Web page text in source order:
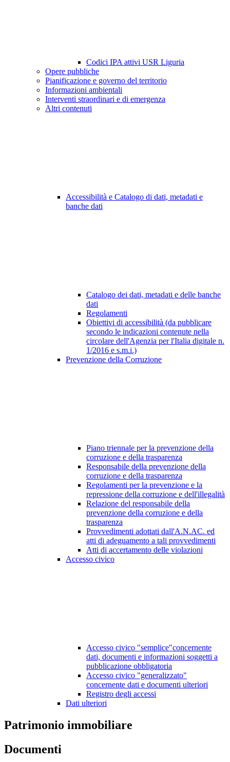
Codici IPA attivi USR Liguria
Opere pubbliche
Pianificazione e governo del territorio
Informazioni ambientali
Interventi straordinari e di emergenza
Altri contenuti
Accessibilità e Catalogo di dati, metadati e
banche dati
Catalogo dei dati, metadati e delle banche
dati
Regolamenti
Obiettivi di accessibilità (da pubblicare
secondo le indicazioni contenute nella
circolare dell'Agenzia per l'Italia digitale n.
1/2016 e s.m.i.)
Prevenzione della Corruzione
Piano triennale per la prevenzione della
corruzione e della trasparenza
Responsabile della prevenzione della
corruzione e della trasparenza
Regolamenti per la prevenzione e la
repressione della corruzione e dell'illegalità
Relazione del responsabile della
prevenzione della corruzione e della
trasparenza
Provvedimenti adottati dall'A.N.AC. ed
atti di adeguamento a tali provvedimenti
Atti di accertamento delle violazioni
Accesso civico
Accesso civico "semplice"concernente
dati, documenti e informazioni soggetti a
pubblicazione obbligatoria
Accesso civico "generalizzato"
concernente dati e documenti ulteriori
Registro degli accessi
Dati ulteriori
Patrimonio immobiliare
Documenti